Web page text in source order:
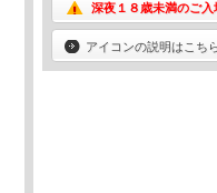
深夜１８歳未満のご入
アイコンの説明はこち